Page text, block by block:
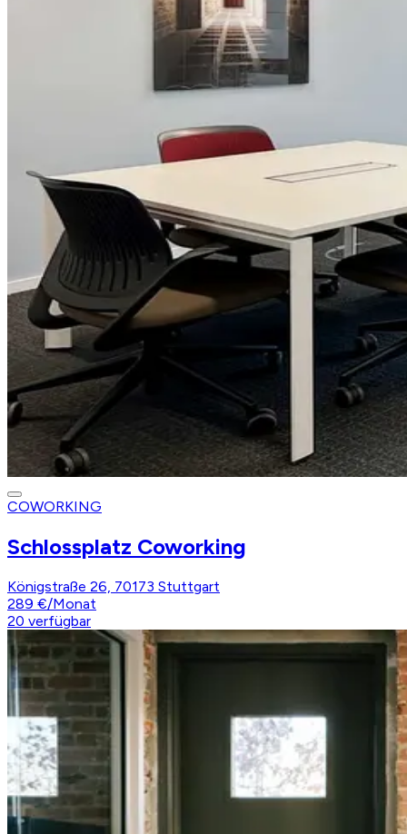
COWORKING
Schlossplatz Coworking
Königstraße 26, 70173 Stuttgart
289 €/Monat
20 verfügbar